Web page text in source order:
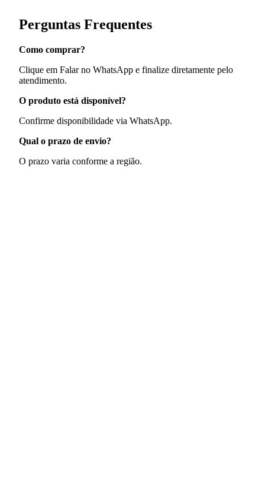
Perguntas Frequentes
Como comprar?
Clique em Falar no WhatsApp e finalize diretamente pelo
atendimento.
O produto está disponível?
Confirme disponibilidade via WhatsApp.
Qual o prazo de envio?
O prazo varia conforme a região.